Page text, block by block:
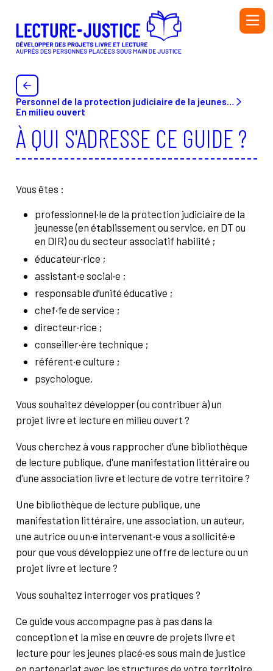
Personnel de la protection judiciaire de la jeunesse (PJJ) ou du secteur associatif habilité (SAH) et de l’Éducation nationale
En milieu ouvert
À QUI S'ADRESSE CE GUIDE ?
Vous êtes :
professionnel·le de la protection judiciaire de la
jeunesse (en établissement ou service, en DT ou
en DIR) ou du secteur associatif habilité ;
éducateur·rice ;
assistant·e social·e ;
responsable d’unité éducative ;
chef·fe de service ;
directeur·rice ;
conseiller·ère technique ;
référent·e culture ;
psychologue.
Vous souhaitez développer (ou contribuer à) un
projet livre et lecture en milieu ouvert ?
Vous cherchez à vous rapprocher d’une bibliothèque
de lecture publique, d'une manifestation littéraire ou
d'une association livre et lecture de votre territoire ?
Une bibliothèque de lecture publique, une
manifestation littéraire, une association, un auteur,
une autrice ou un·e intervenant·e vous a sollicité·e
pour que vous développiez une offre de lecture ou un
projet livre et lecture ?
Vous souhaitez interroger vos pratiques ?
Ce guide vous accompagne pas à pas dans la
conception et la mise en œuvre de projets livre et
lecture pour les jeunes placé·es sous main de justice
PERSONNEL DE L'ADMINISTRATION PÉNITENTIAIRE ET
DE L'ÉDUCATION NATIONALE
PERSONNEL DE LA PROTECTION JUDICIAIRE DE LA
JEUNESSE (PJJ), DU SECTEUR ASSOCIATIF HABILITÉ
(SAH) ET DE L'ÉDUCATION NATIONALE
BIBLIOTHÉCAIRE
AUTEUR OU AUTRICE
INTERVENANT·E
Initiatives
Annuaire
À propos
Rechercher